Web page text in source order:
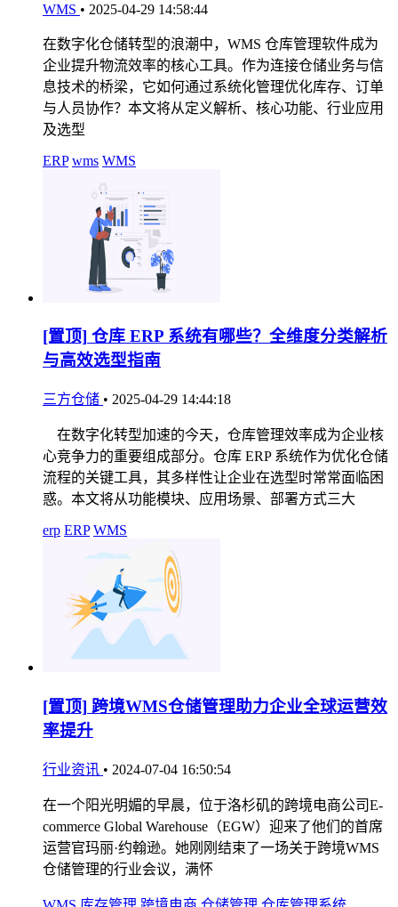
WMS • 2025-04-29 14:58:44
在数字化仓储转型的浪潮中，WMS 仓库管理软件成为
企业提升物流效率的核心工具。作为连接仓储业务与信
息技术的桥梁，它如何通过系统化管理优化库存、订单
与人员协作？本文将从定义解析、核心功能、行业应用
及选型
ERP wms WMS
[置顶] 仓库 ERP 系统有哪些？全维度分类解析
与高效选型指南
三方仓储 • 2025-04-29 14:44:18
在数字化转型加速的今天，仓库管理效率成为企业核
心竞争力的重要组成部分。仓库 ERP 系统作为优化仓储
流程的关键工具，其多样性让企业在选型时常常面临困
惑。本文将从功能模块、应用场景、部署方式三大
erp ERP WMS
[置顶] 跨境WMS仓储管理助力企业全球运营效
率提升
行业资讯 • 2024-07-04 16:50:54
在一个阳光明媚的早晨，位于洛杉矶的跨境电商公司E-
commerce Global Warehouse（EGW）迎来了他们的首席
运营官玛丽·约翰逊。她刚刚结束了一场关于跨境WMS
仓储管理的行业会议，满怀